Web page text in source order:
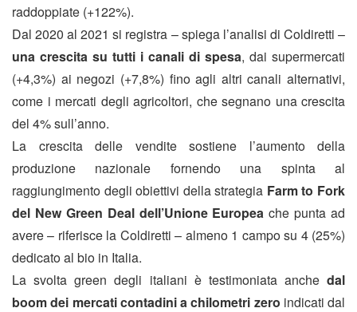
raddoppiate (+122%).
Dal 2020 al 2021 si registra – spiega l’analisi di Coldiretti –
una crescita su tutti i canali di spesa, dai supermercati
(+4,3%) ai negozi (+7,8%) fino agli altri canali alternativi,
come i mercati degli agricoltori, che segnano una crescita
del 4% sull’anno.
La crescita delle vendite sostiene l’aumento della
produzione nazionale fornendo una spinta al
raggiungimento degli obiettivi della strategia Farm to Fork
del New Green Deal dell’Unione Europea che punta ad
avere – riferisce la Coldiretti – almeno 1 campo su 4 (25%)
dedicato al bio in Italia.
La svolta green degli italiani è testimoniata anchedal
boom dei mercati contadini a chilometri zero indicati dal